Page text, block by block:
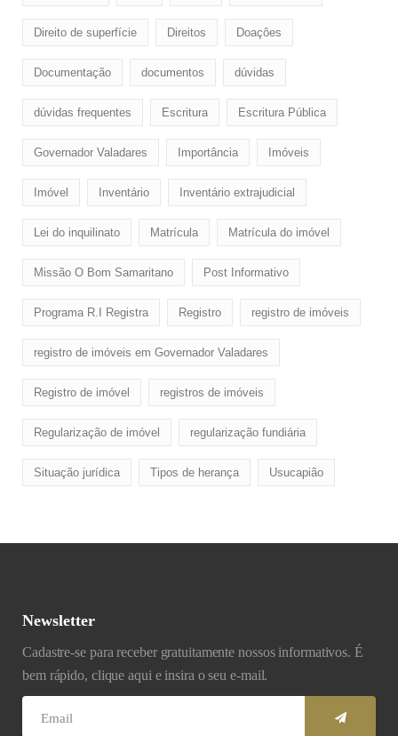
Direito de superfície Direitos Doaçôes
Documentação documentos dúvidas
dúvidas frequentes Escritura Escritura Pública
Governador Valadares Importância Imóveis
Imóvel Inventário Inventário extrajudicial
Lei do inquilinato Matrícula Matrícula do imóvel
Missão O Bom Samaritano Post Informativo
Programa R.I Registra Registro registro de imóveis
registro de imóveis em Governador Valadares
Registro de imóvel registros de imóveis
Regularização de imóvel regularização fundiária
Situação jurídica Tipos de herança Usucapião
Newsletter
Cadastre-se para receber gratuitamente nossos informativos. É
bem rápido, clique aqui e insira o seu e-mail.